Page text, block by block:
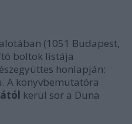
(1051 Budapest,
boltok listája
honlapján:
A könyvbemutatóra
kerül sor a Duna